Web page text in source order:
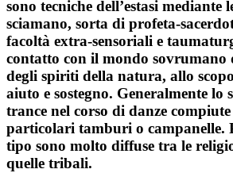
sono tecniche dell’estasi mediante
sciamano, sorta di profeta-
facoltà extra-sensoriali e
contatto con il mondo sovrumano
degli spiriti della natura, allo
aiuto e sostegno. Generalmente lo
trance nel corso di danze
particolari tamburi o campanelle.
tipo sono molto diffuse tra le
quelle tribali.